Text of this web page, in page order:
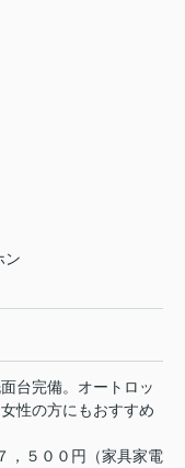
ン
台完備。オートロッ
性の方にもおすすめ
，５００円（家具家電